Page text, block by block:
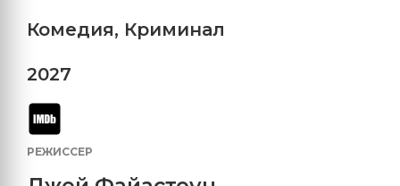
Комедия, Криминал
2027
РЕЖИССЕР